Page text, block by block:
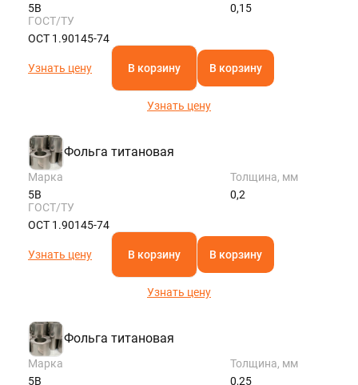
5В
0,15
ГОСТ/ТУ
ОСТ 1.90145-74
Узнать цену В корзину В корзину
Узнать цену
Фольга титановая
Марка
5В
Толщина, мм
0,2
ГОСТ/ТУ
ОСТ 1.90145-74
Узнать цену В корзину В корзину
Узнать цену
Фольга титановая
Марка
5В
Толщина, мм
0,25